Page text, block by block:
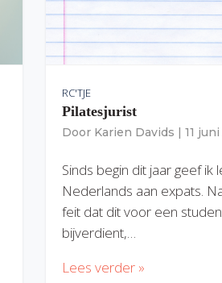
RC'TJE
Pilatesjurist
Door Karien Davids | 11
Sinds begin dit jaar geef ik
Nederlands aan expats.
feit dat dit voor een
bijverdient,…
Lees verder »